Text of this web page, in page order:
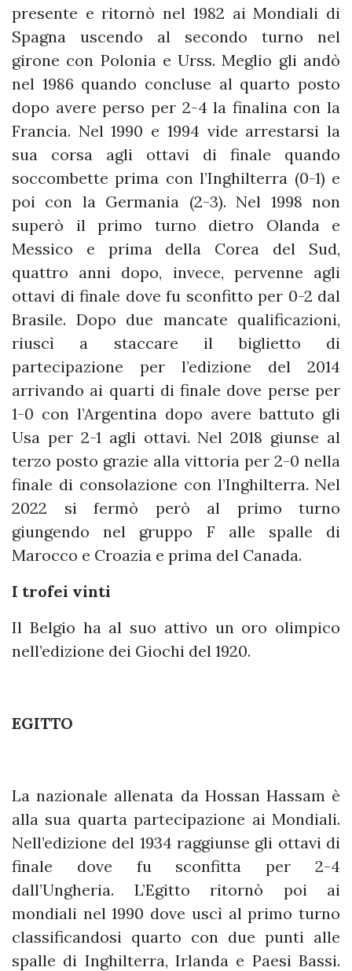
presente e ritornò nel 1982 ai Mondiali di
Spagna uscendo al secondo turno nel
girone con Polonia e Urss. Meglio gli andò
nel 1986 quando concluse al quarto posto
dopo avere perso per 2-4 la finalina con la
Francia. Nel 1990 e 1994 vide arrestarsi la
sua corsa agli ottavi di finale quando
soccombette prima con l’Inghilterra (0-1) e
poi con la Germania (2-3). Nel 1998 non
superò il primo turno dietro Olanda e
Messico e prima della Corea del Sud,
quattro anni dopo, invece, pervenne agli
ottavi di finale dove fu sconfitto per 0-2 dal
Brasile. Dopo due mancate qualificazioni,
riuscì a staccare il biglietto di
partecipazione per l’edizione del 2014
arrivando ai quarti di finale dove perse per
1-0 con l’Argentina dopo avere battuto gli
Usa per 2-1 agli ottavi. Nel 2018 giunse al
terzo posto grazie alla vittoria per 2-0 nella
finale di consolazione con l’Inghilterra. Nel
2022 si fermò però al primo turno
giungendo nel gruppo F alle spalle di
Marocco e Croazia e prima del Canada.
I trofei vinti
Il Belgio ha al suo attivo un oro olimpico
nell’edizione dei Giochi del 1920.
EGITTO
La nazionale allenata da Hossan Hassam è
alla sua quarta partecipazione ai Mondiali.
Nell’edizione del 1934 raggiunse gli ottavi di
finale dove fu sconfitta per 2-4
dall’Ungheria. L’Egitto ritornò poi ai
mondiali nel 1990 dove uscì al primo turno
classificandosi quarto con due punti alle
spalle di Inghilterra, Irlanda e Paesi Bassi.